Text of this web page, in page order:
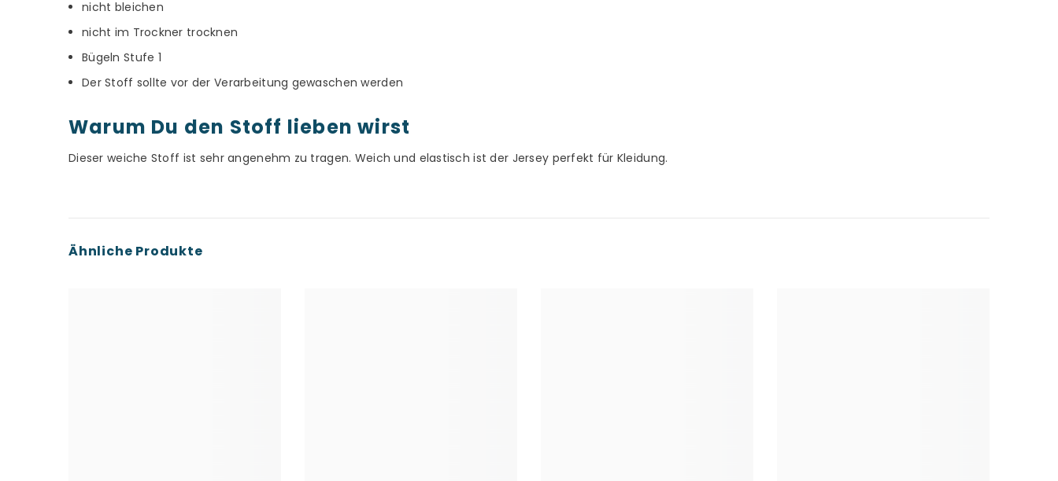
nicht bleichen
nicht im Trockner trocknen
Bügeln Stufe 1
Der Stoff sollte vor der Verarbeitung gewaschen werden
Warum Du den Stoff lieben wirst
Dieser weiche Stoff ist sehr angenehm zu tragen. Weich und elastisch ist der Jersey perfekt für Kleidung.
Ähnliche Produkte